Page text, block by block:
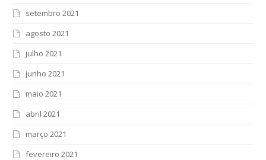
setembro 2021
agosto 2021
julho 2021
junho 2021
maio 2021
abril 2021
março 2021
fevereiro 2021